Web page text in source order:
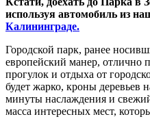
используя автомобиль из
Калининграде.
Городской парк, ранее
европейский манер, отлично
прогулок и отдыха от
будет жарко, кроны деревьев
минуты наслаждения и
масса интересных мест,